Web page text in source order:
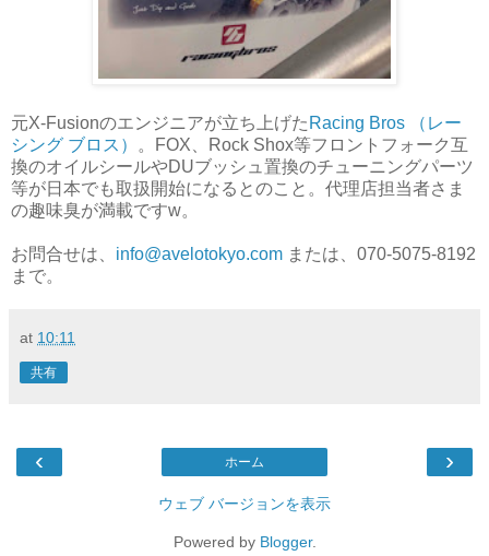
元X-Fusionのエンジニアが立ち上げた Racing Bros （レー
シング ブロス）
。FOX、Rock Shox等フロントフォーク互
換のオイルシールやDUブッシュ置換のチューニングパーツ
等が日本でも取扱開始になるとのこと。代理店担当者さま
の趣味臭が満載ですw。
お問合せは、 info@avelotokyo.com または、070-5075-8192
まで。
at 10:11
共有
‹ ›
ホーム
ウェブ バージョンを表示
Powered by Blogger.